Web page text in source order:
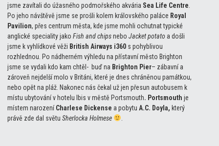
jsme zavítali do úžasného podmořského akvária Sea Life Centre
Po jeho návštěvě jsme se prošli kolem královského paláce Royal
Pavilion, přes centrum města, kde jsme mohli ochutnat typické
anglické speciality jako Fish and chipsnebo Jacket potatoa došli
jsme k vyhlídkové věži British Airways i360 s pohyblivou
rozhlednou. Po nádherném výhledu na přístavní město Brighton
jsme se vydali kdo kam chtěl- buď na Brighton Pier– zábavní a
zároveň nejdelší molo v Británi, které je dnes chráněnou památkou,
nebo opět na pláž. Nakonec nás čekal už jen přesun autobusem k
místu ubytování v hotelu Ibis v městě Portsmouth. Portsmouth je
místem narozeníCharlese Dickense a pobytu A.C. Doyla, který
právě zde dal světu Sherlocka Holmese